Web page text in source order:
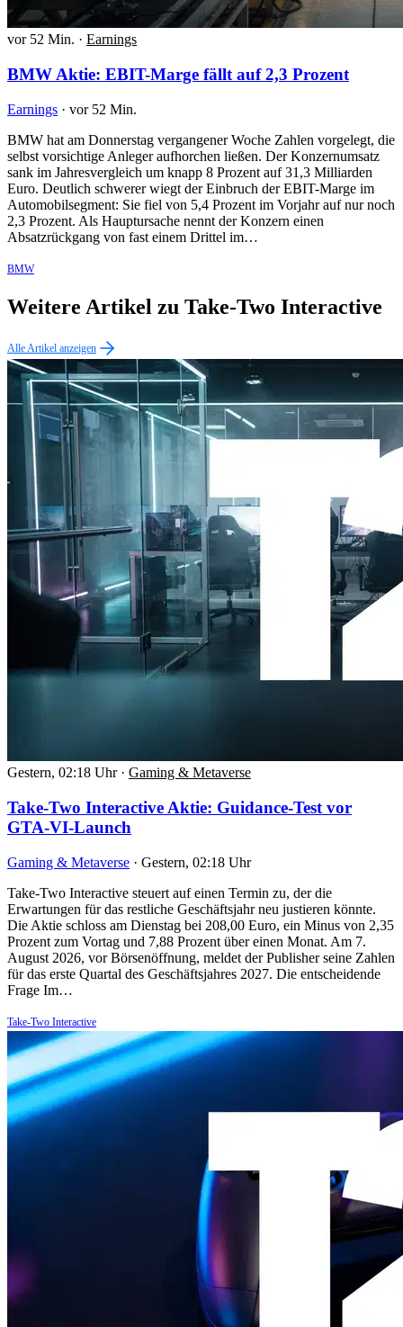
vor 52 Min. · Earnings
BMW Aktie: EBIT-Marge fällt auf 2,3 Prozent
Earnings · vor 52 Min.
BMW hat am Donnerstag vergangener Woche Zahlen vorgelegt, die
selbst vorsichtige Anleger aufhorchen ließen. Der Konzernumsatz
sank im Jahresvergleich um knapp 8 Prozent auf 31,3 Milliarden
Euro. Deutlich schwerer wiegt der Einbruch der EBIT-Marge im
Automobilsegment: Sie fiel von 5,4 Prozent im Vorjahr auf nur noch
2,3 Prozent. Als Hauptursache nennt der Konzern einen
Absatzrückgang von fast einem Drittel im…
BMW
Weitere Artikel zu Take-Two Interactive
Alle Artikel anzeigen
Gestern, 02:18 Uhr · Gaming & Metaverse
Take-Two Interactive Aktie: Guidance-Test vor
GTA-VI-Launch
Gaming & Metaverse · Gestern, 02:18 Uhr
Take-Two Interactive steuert auf einen Termin zu, der die
Erwartungen für das restliche Geschäftsjahr neu justieren könnte.
Die Aktie schloss am Dienstag bei 208,00 Euro, ein Minus von 2,35
Prozent zum Vortag und 7,88 Prozent über einen Monat. Am 7.
August 2026, vor Börsenöffnung, meldet der Publisher seine Zahlen
für das erste Quartal des Geschäftsjahres 2027. Die entscheidende
Frage Im…
Take-Two Interactive